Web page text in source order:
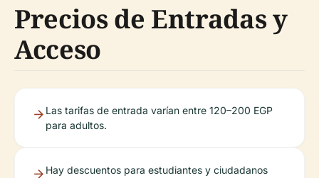
Precios de Entradas y
Acceso
Las tarifas de entrada varían entre 120–200 EGP
para adultos.
Hay descuentos para estudiantes y ciudadanos